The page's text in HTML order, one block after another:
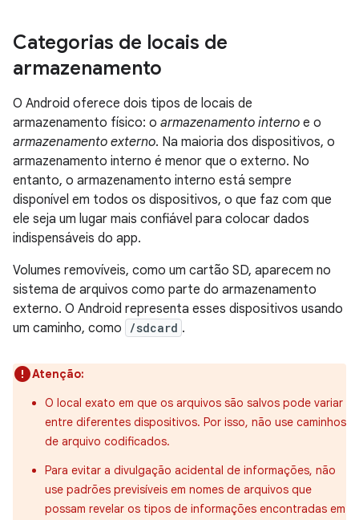
Categorias de locais de
armazenamento
O Android oferece dois tipos de locais de
armazenamento físico: o armazenamento interno e o
armazenamento externo. Na maioria dos dispositivos, o
armazenamento interno é menor que o externo. No
entanto, o armazenamento interno está sempre
disponível em todos os dispositivos, o que faz com que
ele seja um lugar mais confiável para colocar dados
indispensáveis do app.
Volumes removíveis, como um cartão SD, aparecem no
sistema de arquivos como parte do armazenamento
externo. O Android representa esses dispositivos usando
um caminho, como
/sdcard .
Atenção:
O local exato em que os arquivos são salvos pode variar
entre diferentes dispositivos. Por isso, não use caminhos
de arquivo codificados.
Para evitar a divulgação acidental de informações, não
use padrões previsíveis em nomes de arquivos que
possam revelar os tipos de informações encontradas em